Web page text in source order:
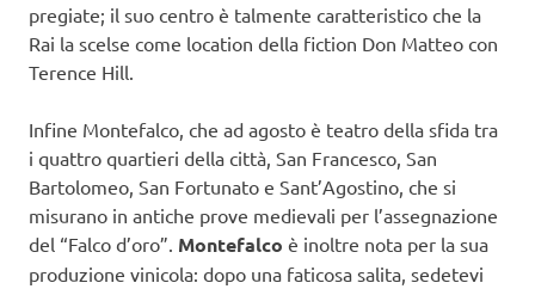
pregiate; il suo centro è talmente caratteristico che la
Rai la scelse come location della fiction Don Matteo con
Terence Hill.
Infine Montefalco, che ad agosto è teatro della sfida tra
i quattro quartieri della città, San Francesco, San
Bartolomeo, San Fortunato e Sant’Agostino, che si
misurano in antiche prove medievali per l’assegnazione
del “Falco d’oro”. Montefalco è inoltre nota per la sua
produzione vinicola: dopo una faticosa salita, sedetevi